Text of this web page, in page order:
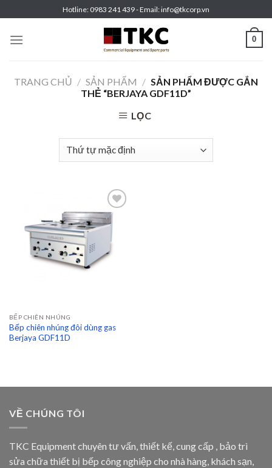
to
content
Hotline: 0983 241 439 - Email: info@tkcorp.vn
0
TRANG CHỦ / SẢN PHẨM / SẢN PHẨM ĐƯỢC GẮN
THẺ “BERJAYA GDF11D”
LỌC
BẾP CHIÊN NHÚNG
Bếp chiên nhúng đôi dùng gas
Berjaya GDF11D
VỀ CHÚNG TÔI
TKC Equipment chuyên tư vấn, thiết kế, cung cấp , bảo trì
sửa chữa thiết bị bếp công nghiệp cho nhà hàng, khách sạn,